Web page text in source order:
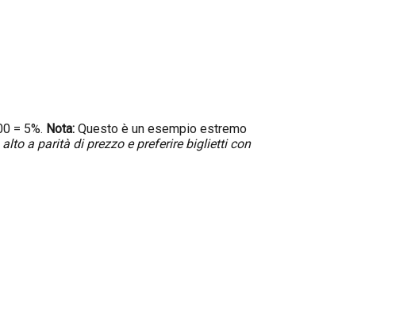
= 5%. Nota: Questo è un esempio estremo
a parità di prezzo e preferire biglietti con